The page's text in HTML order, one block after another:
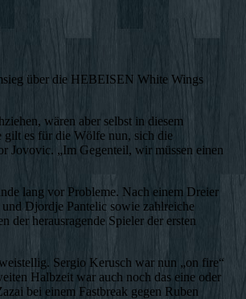
über die HEBEISEN White Wings
wären aber selbst in diesem
gilt es für die Wölfe nun, sich die
Jovovic. „Im Gegenteil, wir müssen einen
lang vor Probleme. Nach einem Dreier
Djordje Pantelic sowie zahlreiche
herausragende Spieler der ersten
Sergio Kerusch war nun „on fire“
Halbzeit war auch noch das eine oder
bei einem Fastbreak gegen Ruben